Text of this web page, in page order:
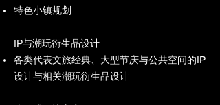
特色小镇规划
IP与潮玩衍生品设计
各类代表文旅经典、大型节庆与公共空间的IP
设计与相关潮玩衍生品设计